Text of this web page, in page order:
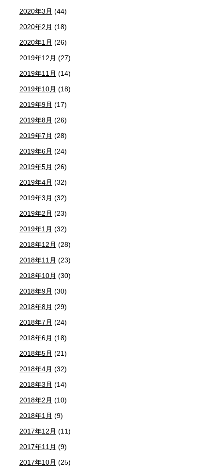
2020年3月 (44)
2020年2月 (18)
2020年1月 (26)
2019年12月 (27)
2019年11月 (14)
2019年10月 (18)
2019年9月 (17)
2019年8月 (26)
2019年7月 (28)
2019年6月 (24)
2019年5月 (26)
2019年4月 (32)
2019年3月 (32)
2019年2月 (23)
2019年1月 (32)
2018年12月 (28)
2018年11月 (23)
2018年10月 (30)
2018年9月 (30)
2018年8月 (29)
2018年7月 (24)
2018年6月 (18)
2018年5月 (21)
2018年4月 (32)
2018年3月 (14)
2018年2月 (10)
2018年1月 (9)
2017年12月 (11)
2017年11月 (9)
2017年10月 (25)